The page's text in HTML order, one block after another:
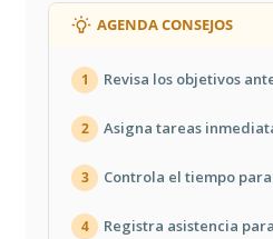
AGENDA CONSEJOS
1 Revisa los objetivos
2 Asigna tareas
3 Controla el tiempo
4 Registra asistencia